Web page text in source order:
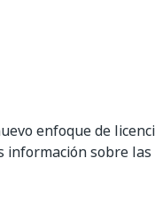
enfoque de
información sobre las